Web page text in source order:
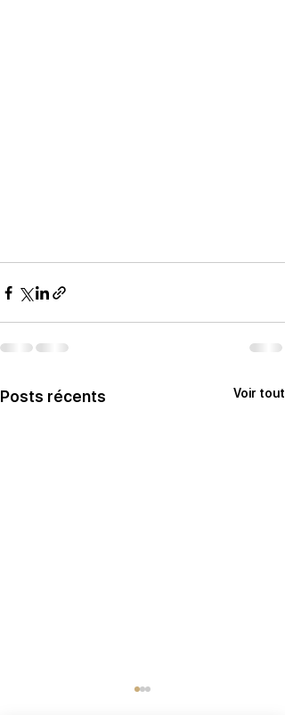
Posts récents Voir tout